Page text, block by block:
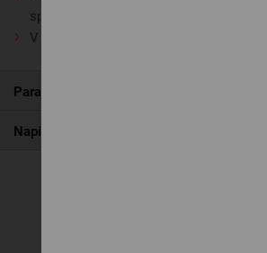
spôsobom na 60°C
V ponuke aj
Parametre produktu
Napíšte nám